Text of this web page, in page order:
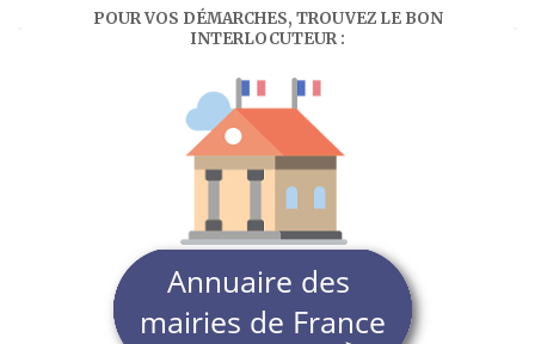
POUR VOS DÉMARCHES, TROUVEZ LE BON
INTERLOCUTEUR :